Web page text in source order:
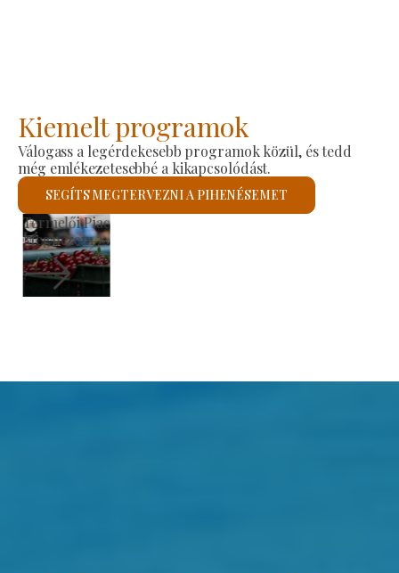
Kiemelt programok
Válogass a legérdekesebb programok közül, és tedd
még emlékezetesebbé a kikapcsolódást.
SEGÍTS MEGTERVEZNI A PIHENÉSEMET
Szent László Római Katolikus Templom
Megnézem